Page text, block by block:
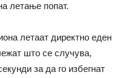
летање попат.
летаат директно еден
што се случува,
за да го избегнат